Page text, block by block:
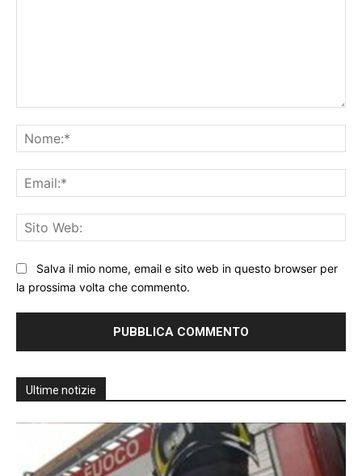
Salva il mio nome, email e sito web in questo browser per
la prossima volta che commento.
Ultime notizie